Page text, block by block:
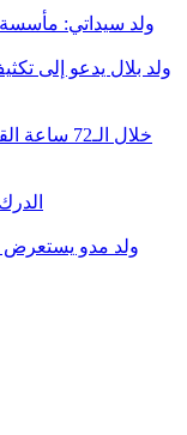
ولد سيداتي: مأسسة
ولد بلال يدعو إلى
خلال
الدرك
ولد مدو